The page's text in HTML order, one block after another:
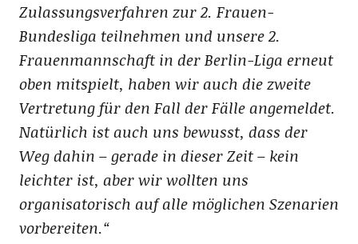
Zulassungsverfahren zur 2. Frauen-
Bundesliga teilnehmen und unsere 2.
Frauenmannschaft in der Berlin-Liga erneut
oben mitspielt, haben wir auch die zweite
Vertretung für den Fall der Fälle angemeldet.
Natürlich ist auch uns bewusst, dass der
Weg dahin – gerade in dieser Zeit – kein
leichter ist, aber wir wollten uns
organisatorisch auf alle möglichen Szenarien
vorbereiten.“